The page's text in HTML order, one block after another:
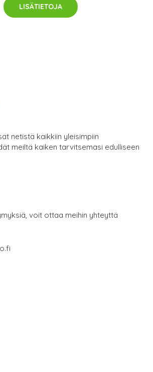
LISÄTIETOJA
netistä kaikkiin yleisimpiin
meiltä kaiken tarvitsemasi edulliseen
voit ottaa meihin yhteyttä